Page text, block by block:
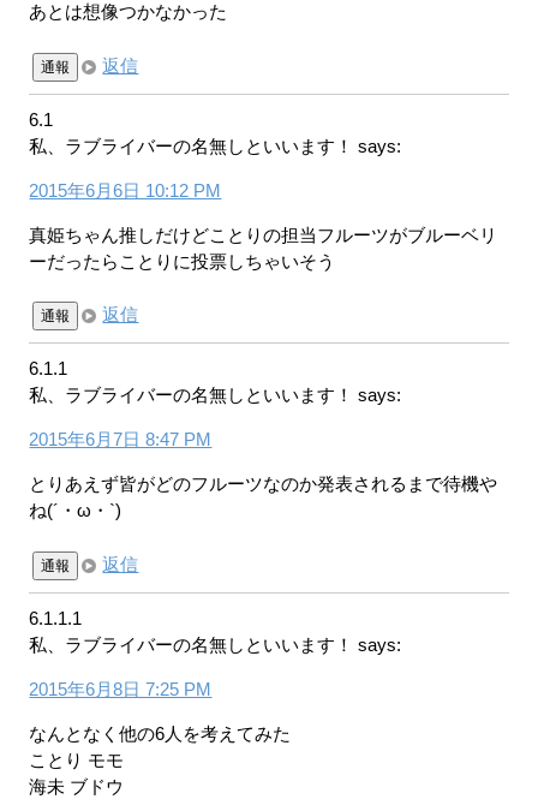
あとは想像つかなかった
通報 返信
6.1
私、ラブライバーの名無しといいます！
says:
2015年6月6日 10:12 PM
真姫ちゃん推しだけどことりの担当フルーツがブルーベリ
ーだったらことりに投票しちゃいそう
通報 返信
6.1.1
私、ラブライバーの名無しといいます！
says:
2015年6月7日 8:47 PM
とりあえず皆がどのフルーツなのか発表されるまで待機や
ね(´・ω・`)
通報 返信
6.1.1.1
私、ラブライバーの名無しといいます！
says:
2015年6月8日 7:25 PM
なんとなく他の6人を考えてみた
ことり モモ
海未 ブドウ